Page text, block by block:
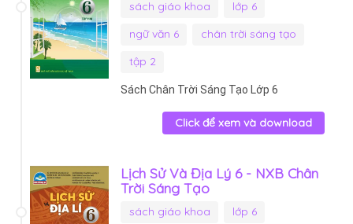
sách giáo khoa
lớp 6
ngữ văn 6
chân trời sáng tạo
tập 2
Sách Chân Trời Sáng Tạo Lớp 6
Click để xem và download
Lịch Sử Và Địa Lý 6 - NXB Chân
Trời Sáng Tạo
sách giáo khoa
lớp 6